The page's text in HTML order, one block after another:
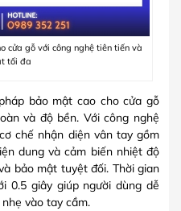
cửa gỗ với công nghệ tiên tiến và
tối đa
bảo mật cao cho cửa gỗ
và độ bền. Với công nghệ
chế nhận diện vân tay gồm
dung và cảm biến nhiệt độ
bảo mật tuyệt đối. Thời gian
0.5 giây giúp người dùng dễ
vào tay cầm.